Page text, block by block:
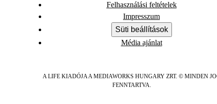
Felhasználási feltételek
Impresszum
Süti beállítások
Média ajánlat
A LIFE KIADÓJA A MEDIAWORKS HUNGARY ZRT. © MINDEN
FENNTARTVA.